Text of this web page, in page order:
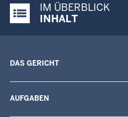
Justiz-Portal im Überblick:
IM ÜBERBLICK
INHALT
DAS GERICHT
AUFGABEN